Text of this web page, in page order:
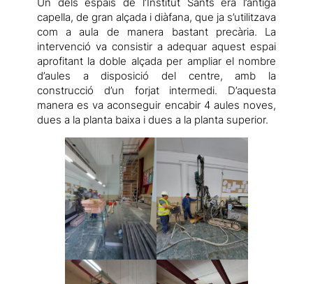
Un dels espais de l’Institut Sants era l’antiga
capella, de gran alçada i diàfana, que ja s’utilitzava
com a aula de manera bastant precària. La
intervenció va consistir a adequar aquest espai
aprofitant la doble alçada per ampliar el nombre
d’aules a disposició del centre, amb la
construcció d’un forjat intermedi. D’aquesta
manera es va aconseguir encabir 4 aules noves,
dues a la planta baixa i dues a la planta superior.